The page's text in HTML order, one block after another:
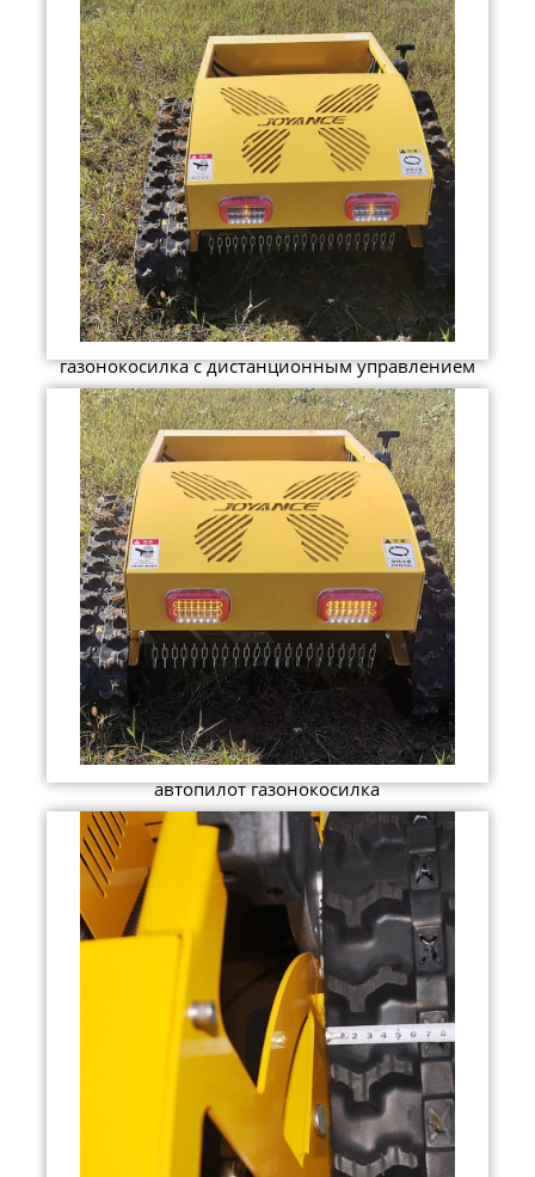
газонокосилка с дистанционным управлением
автопилот газонокосилка